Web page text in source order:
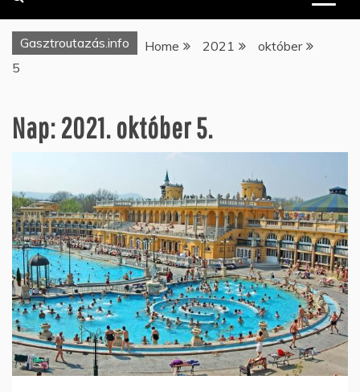
Gasztroutazás.info Home 2021
október
5
Nap:2021. október 5.